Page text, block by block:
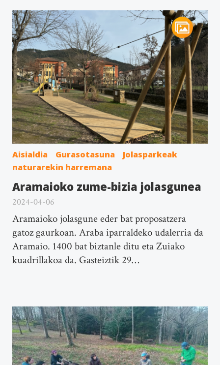
Aisialdia Gurasotasuna
Jolasparkeak
naturarekin harremana
Aramaioko zume-bizia jolasgunea
2024-04-06
Aramaioko jolasgune eder bat proposatzera
gatoz gaurkoan. Araba iparraldeko udalerria da
Aramaio. 1400 bat biztanle ditu eta Zuiako
kuadrillakoa da. Gasteiztik 29…